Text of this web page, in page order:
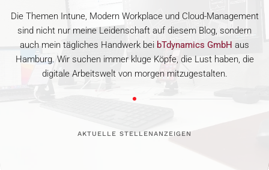
Die Themen Intune, Modern Workplace und Cloud-Management
sind nicht nur meine Leidenschaft auf diesem Blog, sondern
auch mein tägliches Handwerk bei bTdynamics GmbH aus
Hamburg. Wir suchen immer kluge Köpfe, die Lust haben, die
digitale Arbeitswelt von morgen mitzugestalten.
AKTUELLE STELLENANZEIGEN